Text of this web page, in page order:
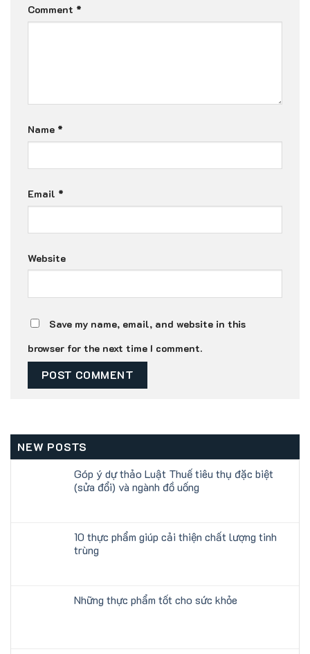
Comment *
Name *
Email *
Website
Save my name, email, and website in this
browser for the next time I comment.
NEW POSTS
Góp ý dự thảo Luật Thuế tiêu thụ đặc biệt
(sửa đổi) và ngành đồ uống
10 thực phẩm giúp cải thiện chất lượng tinh
trùng
Những thực phẩm tốt cho sức khỏe